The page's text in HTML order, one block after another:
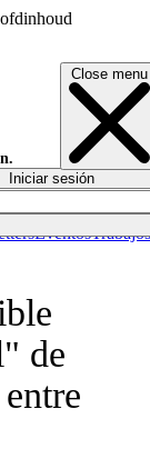
Close menu
EventosTrabajos
Iniciar sesión
de